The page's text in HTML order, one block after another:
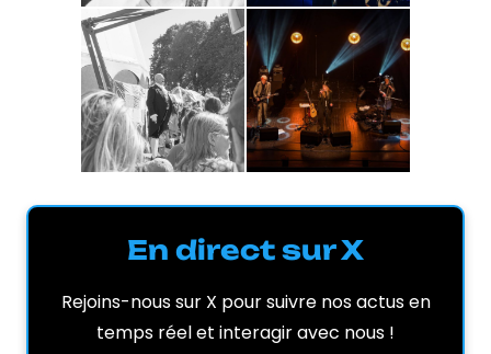
En direct sur X
Rejoins-nous sur X pour suivre nos actus en
temps réel et interagir avec nous !